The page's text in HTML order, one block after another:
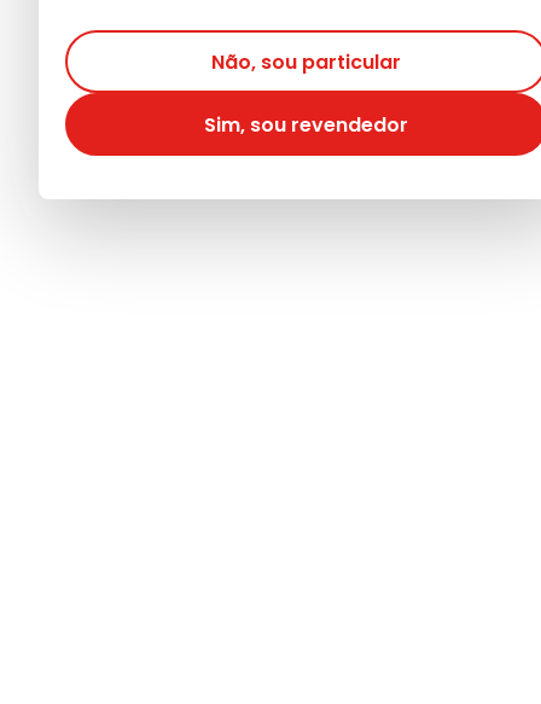
Não, sou particular
Sim, sou revendedor